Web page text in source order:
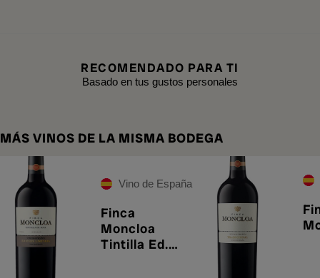
RECOMENDADO PARA TI
Basado en tus gustos personales
MÁS VINOS DE LA MISMA BODEGA
Vino de España
Finca
Moncloa
Tintilla Ed.